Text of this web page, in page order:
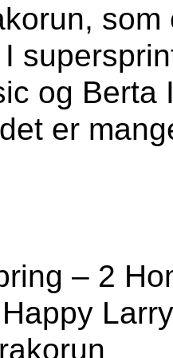
som
og Berta
er
– 2